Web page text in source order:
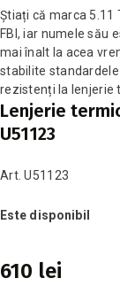
Știați că marca
FBI, iar numele său
mai înalt la acea
stabilite
rezistenți la lenjerie
Lenjerie
U51123
Art. U51123
Este disponibil
610 lei